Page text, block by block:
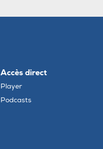
Accès direct
Player
Podcasts